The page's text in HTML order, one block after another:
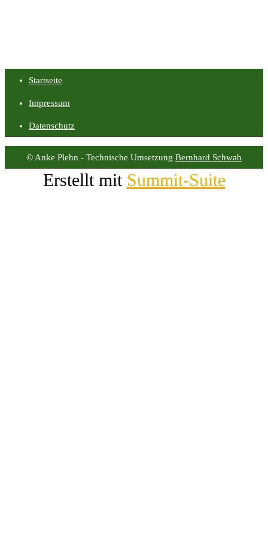
Startseite
Impressum
Datenschutz
© Anke Plehn - Technische Umsetzung Bernhard Schwab
Erstellt mit Summit-Suite